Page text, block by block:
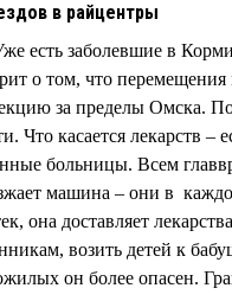
в райцентры
есть заболевшие в
о том, что
за пределы Омска.
Что касается лекарств
больницы. Всем
машина – они в
она доставляет
возить детей к
он более опасен.